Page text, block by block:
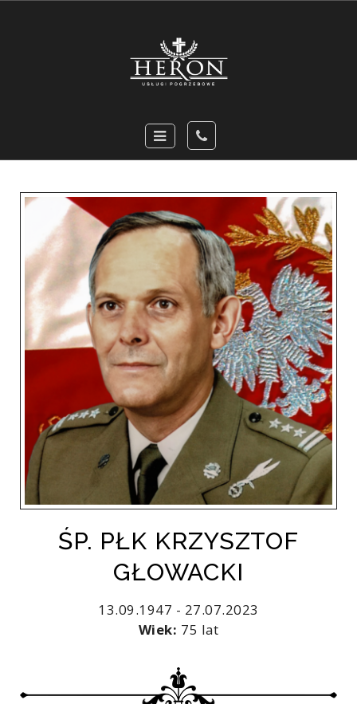
ŚP. PŁK KRZYSZTOF
GŁOWACKI
13.09.1947 - 27.07.2023
Wiek: 75 lat